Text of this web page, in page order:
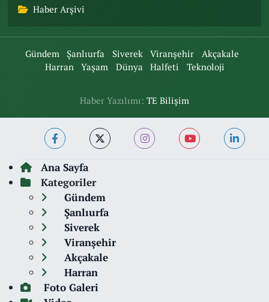
Haber Arşivi
Gündem Şanlıurfa Siverek Viranşehir
Akçakale
Harran
Yaşam Dünya Halfeti Teknoloji
Haber Yazılımı: TE Bilişim
Ana Sayfa
Kategoriler
Gündem
Şanlıurfa
Siverek
Viranşehir
Akçakale
Harran
Foto Galeri